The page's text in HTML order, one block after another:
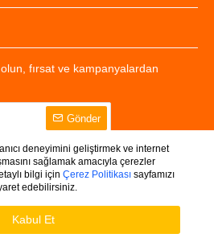
fırsat ve kampanyalardan
Gönder
- Tüm Hakları Saklıdır.
deneyimini geliştirmek ve internet
sağlamak amacıyla çerezler
bilgi için Çerez Politikasısayfamızı
edebilirsiniz.
Kabul Et
Ürünleri Filtrele